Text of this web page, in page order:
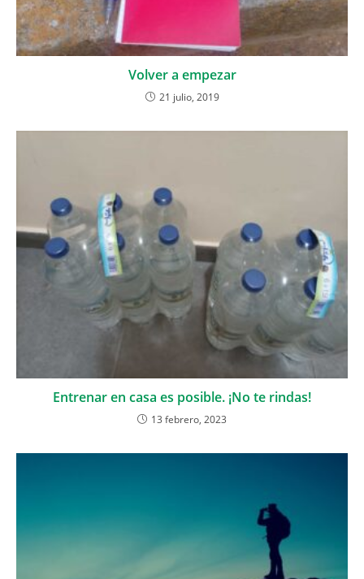
Volver a empezar
21 julio, 2019
Entrenar en casa es posible. ¡No te rindas!
13 febrero, 2023